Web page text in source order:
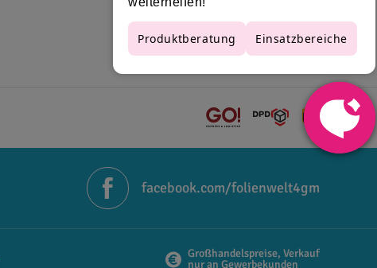
0651 46 27 79 80
facebook.com/folienwelt4gm
Großhandelspreise, Verkauf
nur an Gewerbekunden